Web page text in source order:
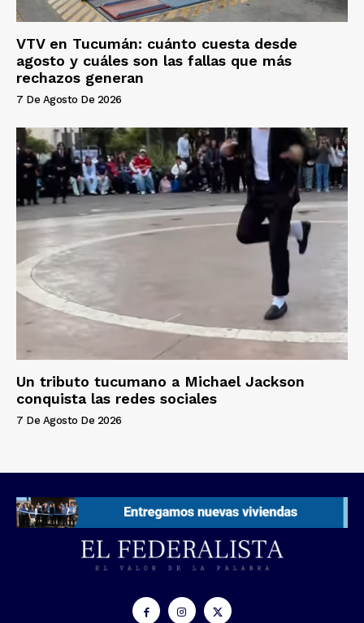
VTV en Tucumán: cuánto cuesta desde
agosto y cuáles son las fallas que más
rechazos generan
7 De Agosto De 2026
Un tributo tucumano a Michael Jackson
conquista las redes sociales
7 De Agosto De 2026